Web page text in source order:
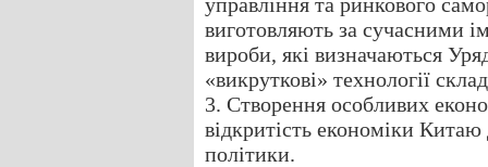
виготовляють за сучасними
вироби, які визначаються
«викруткові» технології
3. Створення особливих
відкритість економіки Китаю
політики.